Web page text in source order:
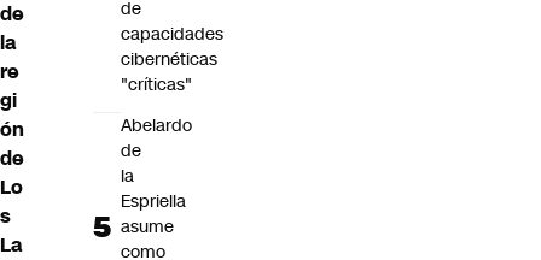
de
la
re
gi
ón
de
Lo
s
La
de
capacidades
cibernéticas
"críticas"
Abelardo
de
la
Espriella
asume
como